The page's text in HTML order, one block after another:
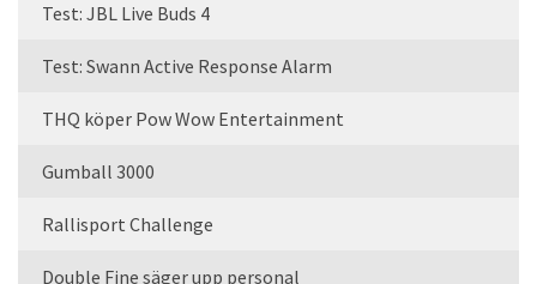
Test: JBL Live Buds 4
Test: Swann Active Response Alarm
THQ köper Pow Wow Entertainment
Gumball 3000
Rallisport Challenge
Double Fine säger upp personal